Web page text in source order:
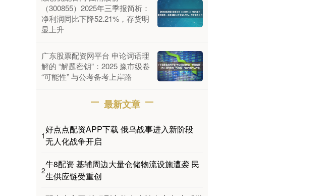
（300855）2025年三季报简析：
净利润同比下降52.21%，存货明
显上升
广东股票配资网平台 申论词语理
解的 “解题密钥”：2025 豫市级卷
“可能性” 与公考备考上岸路
最新文章
1
好点点配资APP下载 俄乌战事进入新阶段
无人化战争开启
2
牛8配资 基辅周边大量仓储物流设施遭袭 民
生供应链受重创